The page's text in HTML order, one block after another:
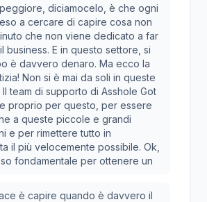
diciamocelo, è che ogni
a cercare di capire cosa non
che non viene dedicato a far
business. E in questo settore, si
è davvero denaro. Ma ecco la
Non si è mai da soli in queste
Il team di supporto di Asshole Got
proprio per questo, per essere
a queste piccole e grandi
e per rimettere tutto in
il più velocemente possibile. Ok,
fondamentale per ottenere un
è capire quando è davvero il